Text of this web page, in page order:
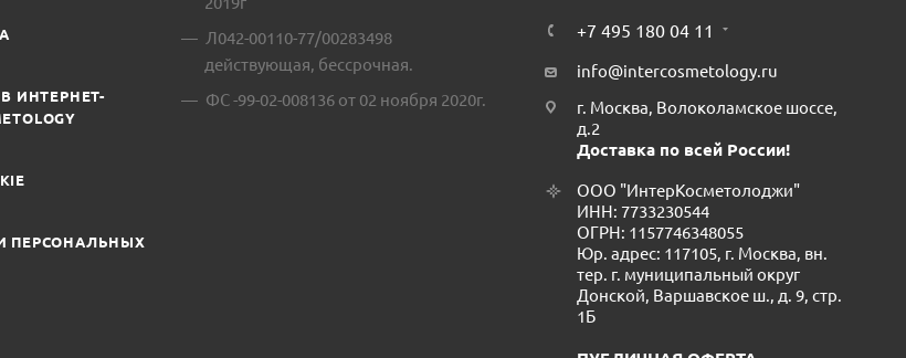
ИНТЕРНЕТ-
ПЕРСОНАЛЬНЫХ
Л042-00110-77/00283498
действующая, бессрочная.
ФС -99-02-008136 от 02 ноября 2020г.
+7 495 180 04 11
info@intercosmetology.ru
г. Москва, Волоколамское шоссе,
д.2
Доставка по всей России!
ООО "ИнтерКосметолоджи"
ИНН: 7733230544
ОГРН: 1157746348055
Юр. адрес: 117105, г. Москва, вн.
тер. г. муниципальный округ
Донской, Варшавское ш., д. 9, стр.
1Б